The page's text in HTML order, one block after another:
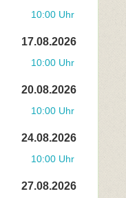
10:00 Uhr
17.08.2026
10:00 Uhr
20.08.2026
10:00 Uhr
24.08.2026
10:00 Uhr
27.08.2026